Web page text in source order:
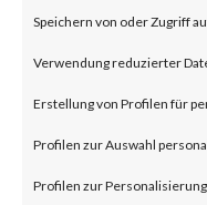
Speichern von oder Zugriff
Verwendung reduzierter
Erstellung von Profilen für
Profilen zur Auswahl
Profilen zur
identified,
exploited
Link routers
passwords.
The Horse